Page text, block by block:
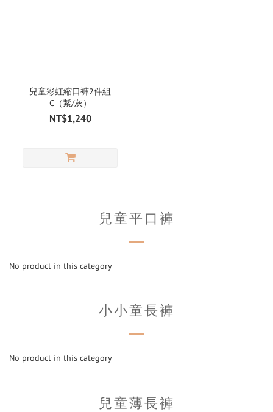
兒童彩虹縮口褲2件組
C（紫/灰）
NT$1,240
兒童平口褲
No product in this category
小小童長褲
No product in this category
兒童薄長褲